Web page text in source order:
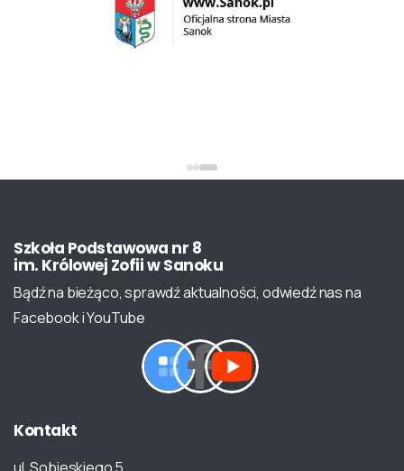
Szkoła Podstawowa nr 8
im. Królowej ZofiiwSanoku
Bądź na bieżąco, sprawdź aktualności, odwiedź nas na
Facebook i YouTube
Kontakt